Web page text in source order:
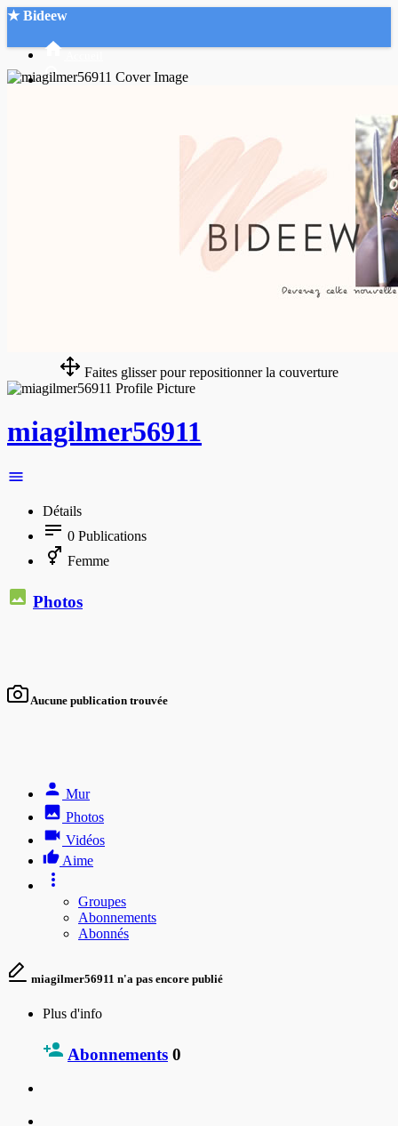
★ Bideew
Faites glisser pour repositionner la couverture
miagilmer56911
Détails
0 Publications
Femme
Photos
Aucune publication trouvée
Mur
Photos
Vidéos
Aime
Groupes
Abonnements
Abonnés
miagilmer56911 n'a pas encore publié
Plus d'info
Abonnements 0